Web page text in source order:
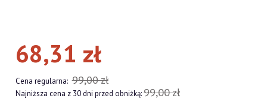
68,31 zł
Cena regularna: 99,00 zł
Najniższa cena z 30 dni przed obniżką:99,00 zł